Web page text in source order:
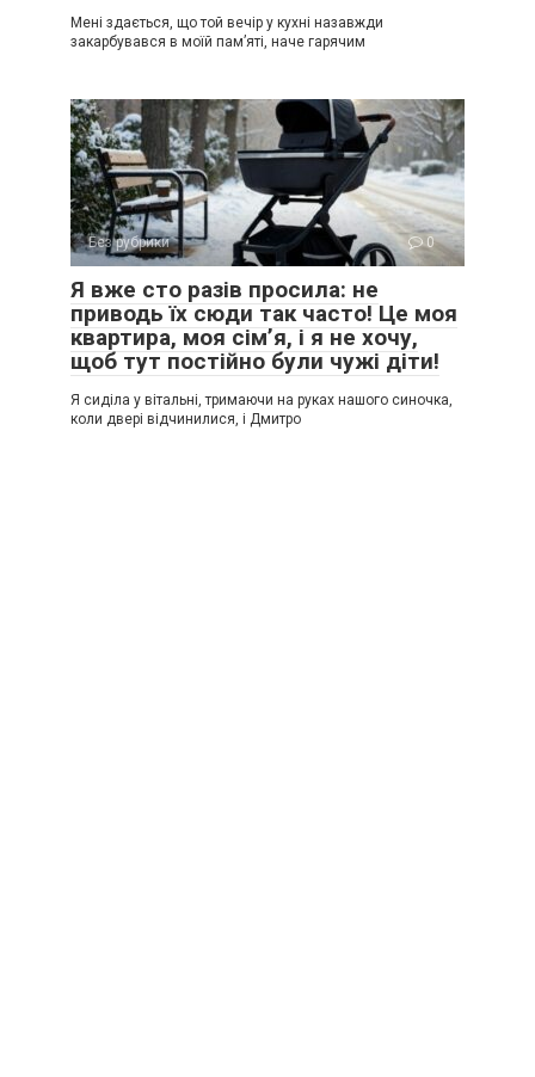
Мені здається, що той вечір у кухні назавжди
закарбувався в моїй пам’яті, наче гарячим
Без рубрики 0
Я вже сто разів просила: не
приводь їх сюди так часто! Це моя
квартира, моя сім’я, і я не хочу,
щоб тут постійно були чужі діти!
Я сиділа у вітальні, тримаючи на руках нашого синочка,
коли двері відчинилися, і Дмитро